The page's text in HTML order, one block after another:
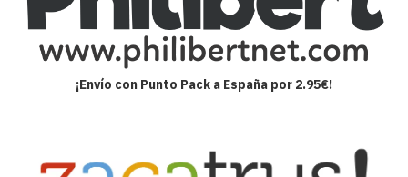
¡Envío con Punto Pack a España por 2.95€!